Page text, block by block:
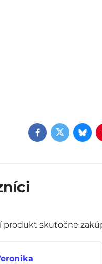
Facebook
Twitter
produkt skutočne